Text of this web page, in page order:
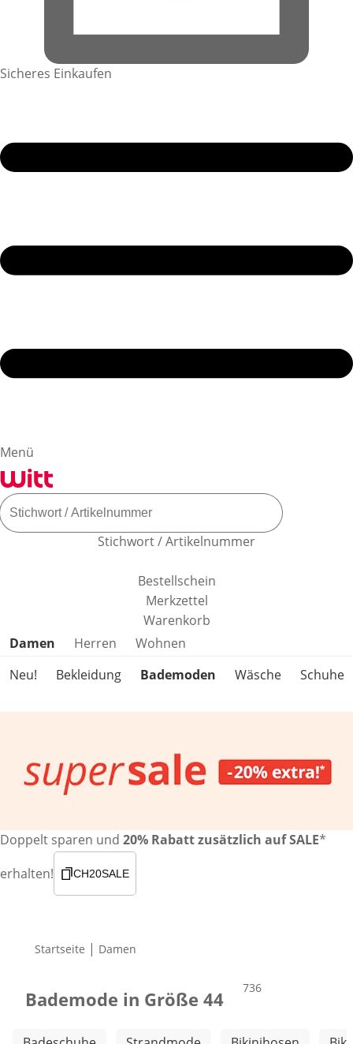
Sicheres Einkaufen
Menü
Stichwort / Artikelnummer
Bestellschein
Merkzettel
Warenkorb
Produktkategorien überspringen
Damen Herren
Wohnen
Neu!
Bekleidung Bademoden Wäsche Schuhe
Doppelt sparen und 20% Rabatt zusätzlich auf SALE*
erhalten!
CH20SALE
Startseite | Damen
Bademode in Größe 44 Produkte
736
Weitere Kategorien überspringen